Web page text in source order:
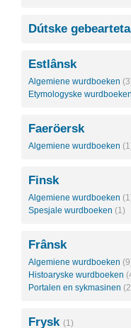
Dútske
Estlânsk
Algemiene wurdboeken
Etymologyske wurdboeken
Faeröersk
Algemiene wurdboeken
Finsk
Algemiene wurdboeken
Spesjale wurdboeken (1)
Frânsk
Algemiene wurdboeken
Histoaryske wurdboeken
Portalen en sykmasinen
Frysk (1)